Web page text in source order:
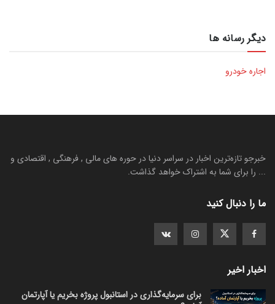
دیگر رسانه ها
اجاره خودرو
خبرجو تازه‌ترین اخبار در سراسر دنیا در حوره های مالی , فرهنگی , اقتصادی و
... را برای شما به اشتراک خواهد گذاشت.
ما را دنبال کنید
اخبار اخیر
برای سرمایه‌گذاری در استانبول پروژه بخریم یا آپارتمان